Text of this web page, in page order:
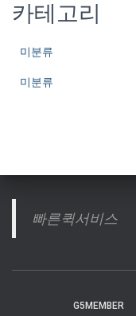
카테고리
미분류
미분류
빠른퀵서비스
G5MEMBER